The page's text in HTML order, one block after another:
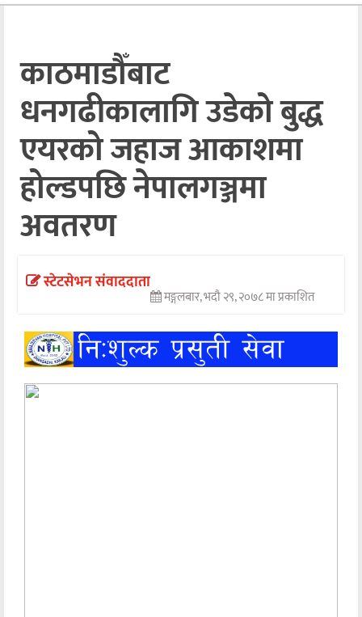
अन्तराष्ट्रिय
अन्तर्वार्ता
अर्थ
खेलकुद
मनोरञ्जन
अन्य
काठमाडौँबाट
धनगढीकालागि उडेको बुद्ध
एयरको जहाज आकाशमा
होल्डपछि नेपालगञ्जमा
अवतरण
स्टेटसेभन संवाददाता
मङ्गलबार, भदौ २९, २०७८ मा प्रकाशित